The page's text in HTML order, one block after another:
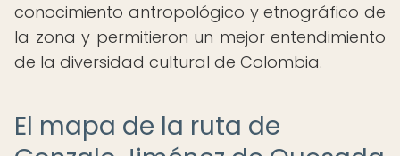
conocimiento antropológico y etnográfico de
la zona y permitieron un mejor entendimiento
de la diversidad cultural de Colombia.
El mapa de la ruta de